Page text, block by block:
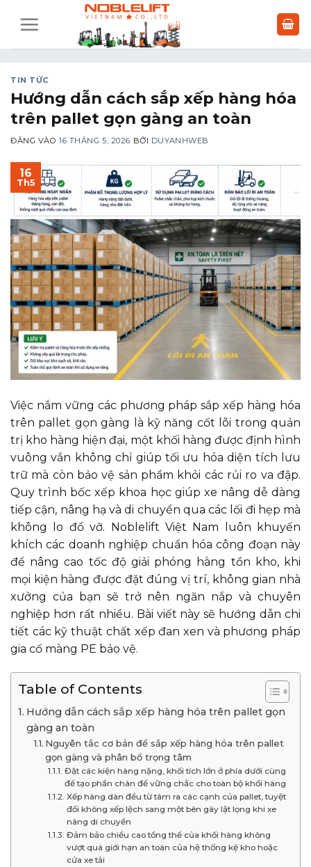
qua
TIN TỨC
Hướng dẫn cách sắp xếp hàng hóa
trên pallet gọn gàng an toàn
ĐĂNG VÀO16 THÁNG 5, 2026 BỞI DUYANHWEB
16
Th5
Việc nắm vững các phương pháp sắp xếp hàng hóa
trên pallet gọn gàng là kỹ năng cốt lõi trong quản
trị kho hàng hiện đại, một khối hàng được định hình
vuông vắn không chỉ giúp tối ưu hóa diện tích lưu
trữ mà còn bảo vệ sản phẩm khỏi các rủi ro va đập.
Quy trình bốc xếp khoa học giúp xe nâng dễ dàng
tiếp cận, nâng hạ và di chuyển qua các lối đi hẹp mà
không lo đổ vỡ. Noblelift Việt Nam luôn khuyến
khích các doanh nghiệp chuẩn hóa công đoạn này
để nâng cao tốc độ giải phóng hàng tồn kho, khi
mọi kiện hàng được đặt đúng vị trí, không gian nhà
xưởng của bạn sẽ trở nên ngăn nắp và chuyên
nghiệp hơn rất nhiều. Bài viết này sẽ hướng dẫn chi
tiết các kỹ thuật chất xếp đan xen và phương pháp
gia cố màng PE bảo vệ.
Table of Contents
Hướng dẫn cách sắp xếp hàng hóa trên pallet gọn
gàng an toàn
Nguyên tắc cơ bản để sắp xếp hàng hóa trên pallet
gọn gàng và phân bổ trọng tâm
Đặt các kiện hàng nặng, khối tích lớn ở phía dưới cùng
để tạo phần chân đế vững chắc cho toàn bộ khối hàng
Xếp hàng dàn đều từ tâm ra các cạnh của pallet, tuyệt
đối không xếp lệch sang một bên gây lật lọng khi xe
nâng di chuyển
Đảm bảo chiều cao tổng thể của khối hàng không
vượt quá giới hạn an toàn của hệ thống kệ kho hoặc
cửa xe tải